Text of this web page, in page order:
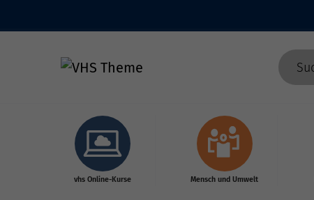
vhs Online-Kurse Mensch und Umwelt